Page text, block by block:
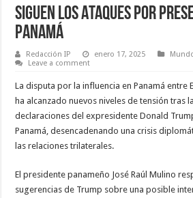
Siguen los Ataques por
Panamá
Redacción IP enero 17, 2025
Leave a comment
La disputa por la influencia en Panamá entre
ha alcanzado nuevos niveles de tensión tras
declaraciones del expresidente Donald
Panamá, desencadenando una crisis
las relaciones trilaterales.
El presidente panameño José Raúl Mulino
sugerencias de Trump sobre una posible